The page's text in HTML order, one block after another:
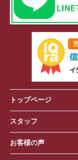
トップページ
スタッフ
お客様の声